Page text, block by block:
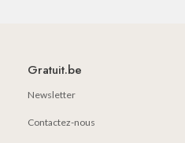
Gratuit.be
Newsletter
Contactez-nous